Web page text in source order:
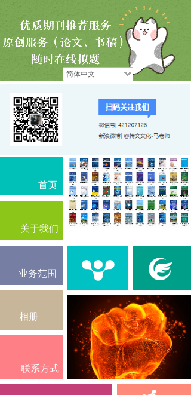
简体中文
首页
关于我们
业务范围
相册
联系方式